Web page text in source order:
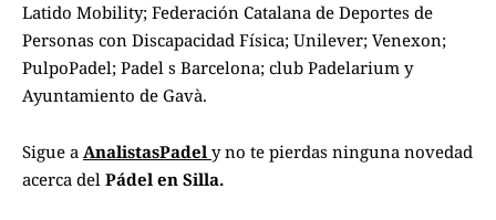
Latido Mobility; Federación Catalana de Deportes de
Personas con Discapacidad Física; Unilever; Venexon;
PulpoPadel; Padel s Barcelona; club Padelarium y
Ayuntamiento de Gavà.
Sigue a AnalistasPadel y no te pierdas ninguna novedad
acerca del Pádel en Silla.